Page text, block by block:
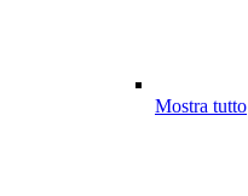
Mostra tutto